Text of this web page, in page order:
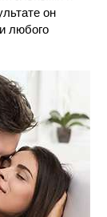
он
любого